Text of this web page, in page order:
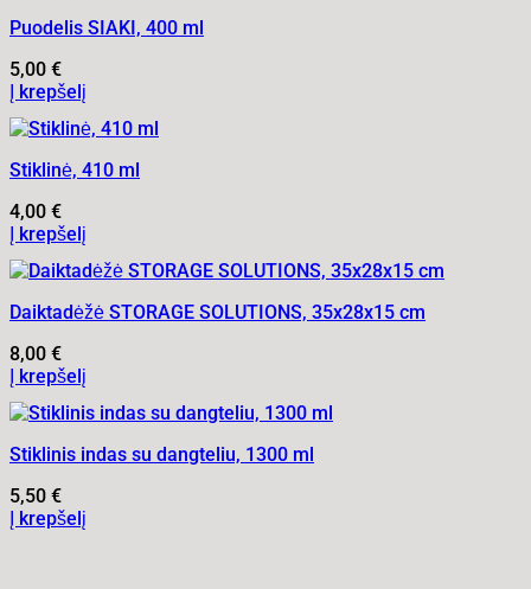
Puodelis SIAKI, 400 ml
5,00 €
Į krepšelį
Stiklinė, 410 ml
4,00 €
Į krepšelį
Daiktadėžė STORAGE SOLUTIONS, 35x28x15 cm
8,00 €
Į krepšelį
Stiklinis indas su dangteliu, 1300 ml
5,50 €
Į krepšelį